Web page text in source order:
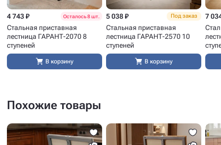
4 743 ₽ Осталось 8 шт.
Стальная приставная
лестница ГАРАНТ-2070 8
ступеней
В корзину
5 038 ₽ Под заказ
Стальная приставная
лестница ГАРАНТ-2570 10
ступеней
В корзину
7
Похожие товары